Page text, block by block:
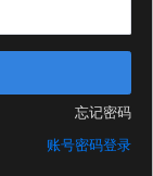
忘记密码
账号密码登录